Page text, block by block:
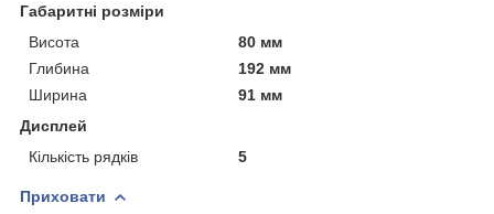
Габаритні розміри
Висота
80 мм
Глибина
192 мм
Ширина
91 мм
Дисплей
Кількість рядків
5
Приховати